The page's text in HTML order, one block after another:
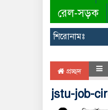
রেল-সড়ক
শিরোনামঃ
প্রচ্ছদ
jstu-job-